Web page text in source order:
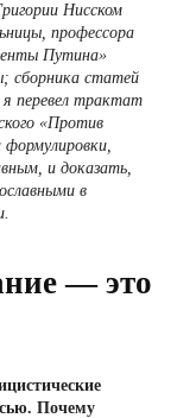
Нисском
профессора
Путина»
сборника статей
я перевел трактат
«Против
и доказать,
в
— это
Почему